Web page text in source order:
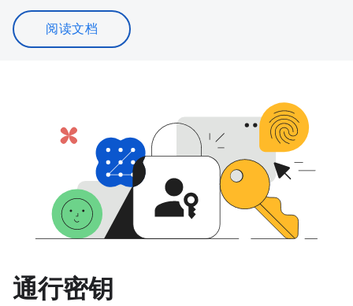
阅读文档
通行密钥